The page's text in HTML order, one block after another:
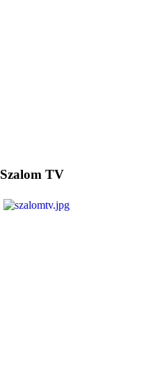
Szalom TV